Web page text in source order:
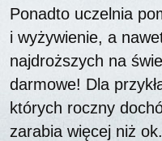
Ponadto uczelnia
i wyżywienie, a
najdroższych na
darmowe! Dla
których roczny
zarabia więcej niż